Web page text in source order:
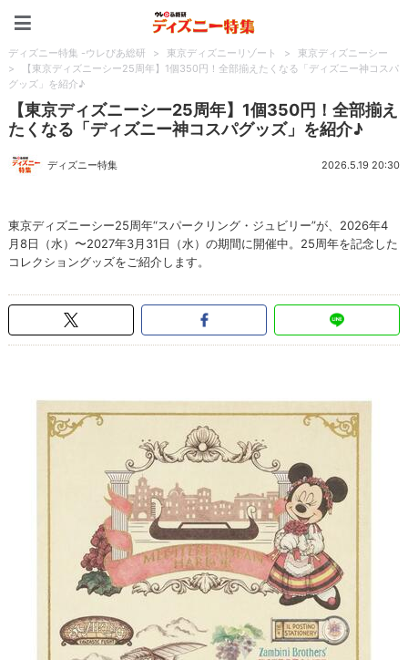
ディズニー特集 -ウレぴあ総研 > 東京ディズニーリゾート >
東京ディズニーシー
>
【東京ディズニーシー25周年】1個350円！全部揃えたくなる「ディズニー神コスパ
グッズ」を紹介♪
【東京ディズニーシー25周年】1個350円！全部揃え
たくなる「ディズニー神コスパグッズ」を紹介♪
ディズニー特集 2026.5.19 20:30
東京ディズニーシー25周年“スパークリング・ジュビリー”が、2026年4
月8日（水）〜2027年3月31日（水）の期間に開催中。25周年を記念した
コレクショングッズをご紹介します。